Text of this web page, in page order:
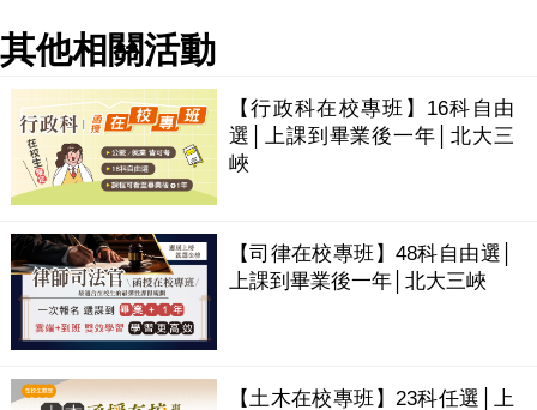
其他相關活動
【行政科在校專班】16科自由
選│上課到畢業後一年│北大三
峽
【司律在校專班】48科自由選│
上課到畢業後一年│北大三峽
【土木在校專班】23科任選│上